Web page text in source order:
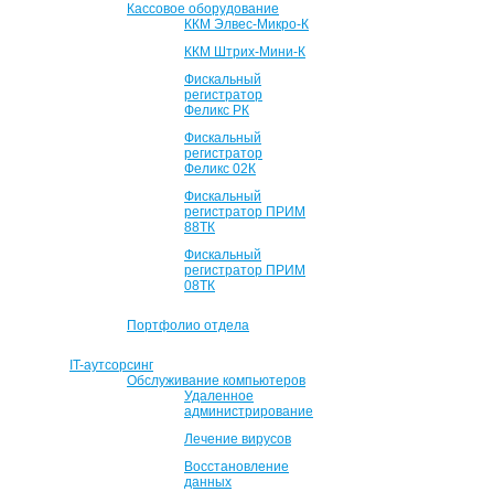
Кассовое оборудование
ККМ Элвес-Микро-К
ККМ Штрих-Мини-К
Фискальный
регистратор
Феликс РК
Фискальный
регистратор
Феликс 02К
Фискальный
регистратор ПРИМ
88ТК
Фискальный
регистратор ПРИМ
08ТК
Портфолио отдела
IT-аутсорсинг
Обслуживание компьютеров
Удаленное
администрирование
Лечение вирусов
Восстановление
данных